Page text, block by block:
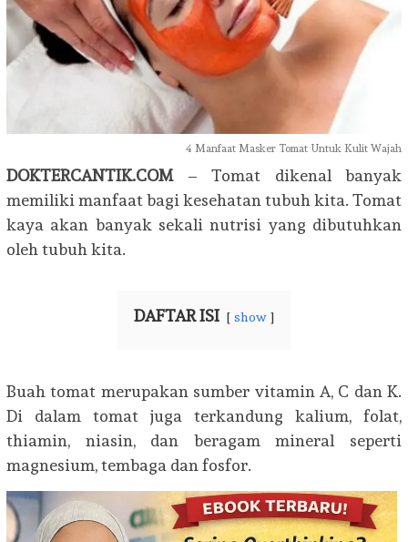
4 Manfaat Masker Tomat Untuk Kulit Wajah
DOKTERCANTIK.COM– Tomat dikenal banyak
memiliki manfaat bagi kesehatan tubuh kita. Tomat
kaya akan banyak sekali nutrisi yang dibutuhkan
oleh tubuh kita.
DAFTAR ISI show
Buah tomat merupakan sumber vitamin A, C dan K.
Di dalam tomat juga terkandung kalium, folat,
thiamin, niasin, dan beragam mineral seperti
magnesium, tembaga dan fosfor.